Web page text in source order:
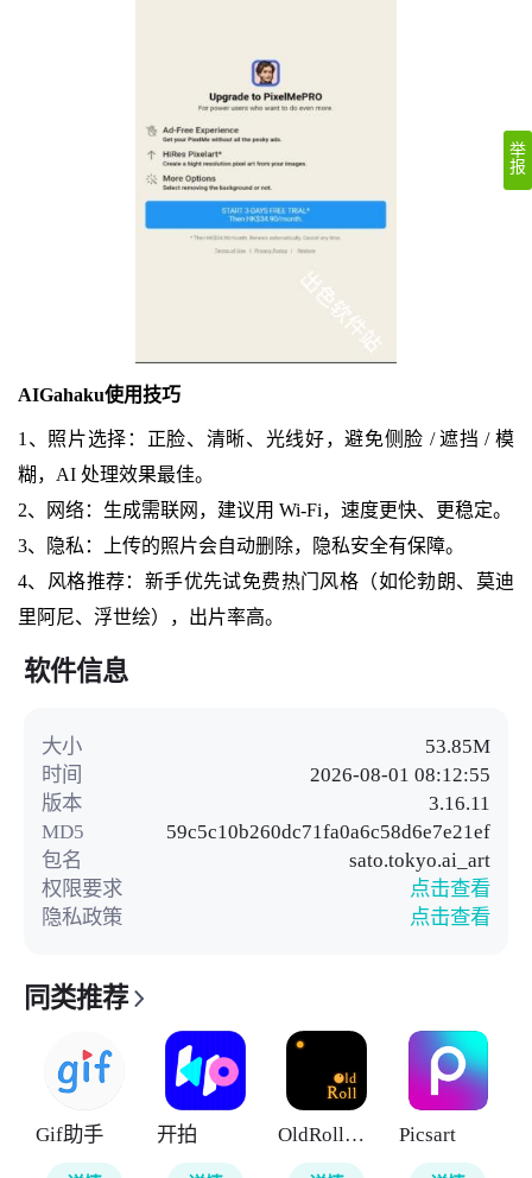
AIGahaku使用技巧
1、照片选择：正脸、清晰、光线好，避免侧脸 / 遮挡 / 模
糊，AI 处理效果最佳。
2、网络：生成需联网，建议用 Wi‑Fi，速度更快、更稳定。
3、隐私：上传的照片会自动删除，隐私安全有保障。
4、风格推荐：新手优先试免费热门风格（如伦勃朗、莫迪
里阿尼、浮世绘），出片率高。
软件信息
大小
53.85M
时间
2026-08-01 08:12:55
版本
3.16.11
MD5
59c5c10b260dc71fa0a6c58d6e7e21ef
包名
sato.tokyo.ai_art
权限要求
点击查看
隐私政策
点击查看
同类推荐
Gif助手 开拍 OldRoll复古胶片相机 Picsart
举
报